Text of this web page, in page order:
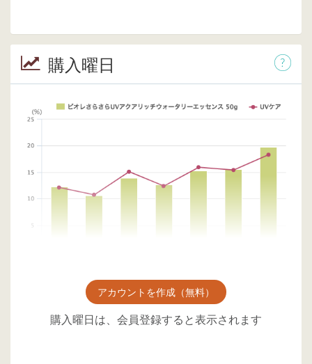
購入曜日
アカウントを作成（無料）
購入曜日は、会員登録すると表示されます